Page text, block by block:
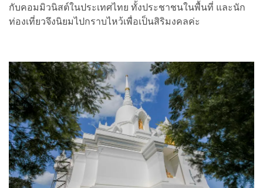
กับคอมมิวนิสต์ในประเทศไทย ทั้งประชาชนในพื้นที่ และนัก
ท่องเที่ยวจึงนิยมไปกราบไหว้เพื่อเป็นสิริมงคลค่ะ